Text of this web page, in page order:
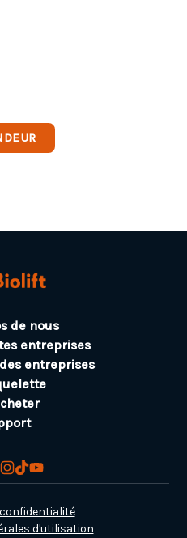
de nous
entreprises
entreprises
d'utilisation